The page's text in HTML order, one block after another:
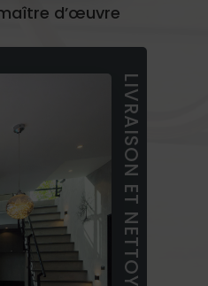
d’œuvre
LIVRAISON ET NETTOYAGE